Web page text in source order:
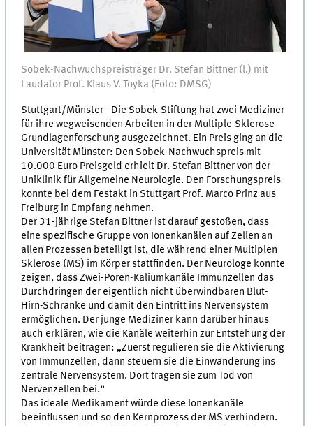
Sobek-Nachwuchspreisträger Dr. Stefan Bittner (l.) mit
Laudator Prof. Klaus V. Toyka (Foto: DMSG)
Stuttgart/Münster - Die Sobek-Stiftung hat zwei Mediziner
für ihre wegweisenden Arbeiten in der Multiple-Sklerose-
Grundlagenforschung ausgezeichnet. Ein Preis ging an die
Universität Münster: Den Sobek-Nachwuchspreis mit
10.000 Euro Preisgeld erhielt Dr. Stefan Bittner von der
Uniklinik für Allgemeine Neurologie. Den Forschungspreis
konnte bei dem Festakt in Stuttgart Prof. Marco Prinz aus
Freiburg in Empfang nehmen.
Der 31-jährige Stefan Bittner ist darauf gestoßen, dass
eine spezifische Gruppe von Ionenkanälen auf Zellen an
allen Prozessen beteiligt ist, die während einer Multiplen
Sklerose (MS) im Körper stattfinden. Der Neurologe konnte
zeigen, dass Zwei-Poren-Kaliumkanäle Immunzellen das
Durchdringen der eigentlich nicht überwindbaren Blut-
Hirn-Schranke und damit den Eintritt ins Nervensystem
ermöglichen. Der junge Mediziner kann darüber hinaus
auch erklären, wie die Kanäle weiterhin zur Entstehung der
Krankheit beitragen: „Zuerst regulieren sie die Aktivierung
von Immunzellen, dann steuern sie die Einwanderung ins
zentrale Nervensystem. Dort tragen sie zum Tod von
Nervenzellen bei.“
Das ideale Medikament würde diese Ionenkanäle
beeinflussen und so den Kernprozess der MS verhindern.